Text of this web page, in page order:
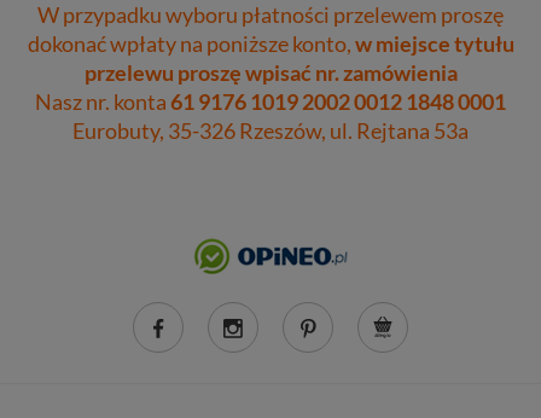
W przypadku wyboru płatności przelewem proszę
dokonać wpłaty na poniższe konto,w miejsce tytułu
przelewu proszę wpisać nr. zamówienia
Nasz nr. konta61 9176 1019 2002 0012 1848 0001
Eurobuty, 35-326 Rzeszów, ul. Rejtana 53a